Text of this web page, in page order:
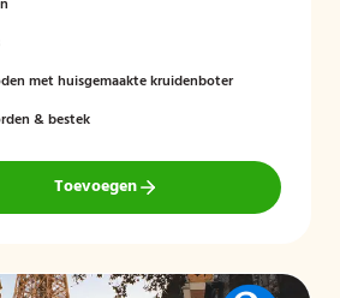
met huisgemaakte kruidenboter
& bestek
Toevoegen